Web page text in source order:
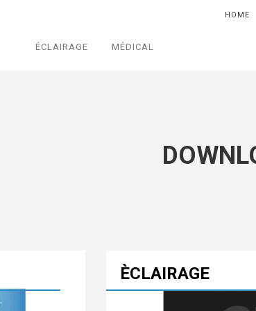
HOME
ÉCLAIRAGE MÉDICAL
ÈCLAIRAGE